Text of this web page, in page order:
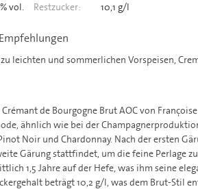
vol. Restzucker: 10,1 g/l
leichten und sommerlichen Vorspeisen,
de Bourgogne Brut AOC von
ähnlich wie bei der
Noir und Chardonnay. Nach der ersten
Gärung stattfindet, um die feine Perlage
1,5 Jahre auf der Hefe, was ihm seine
beträgt 10,2 g/l, was dem Brut-Stil